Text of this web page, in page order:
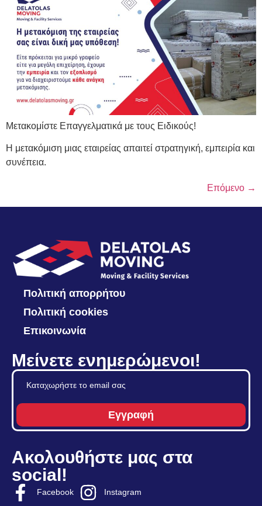
Μετακομίστε Επαγγελματικά με τους Ειδικούς!
Η μετακόμιση μιας εταιρείας απαιτεί στρατηγική, εμπειρία και
συνέπεια.
Επόμενο →
Πολιτική απορρήτου
Πολιτική cookies
Επικοινωνία
Μείνετε ενημερώμενοι!
Εγγραφή
Ακολουθήστε μας στα
social!
Facebook Instagram